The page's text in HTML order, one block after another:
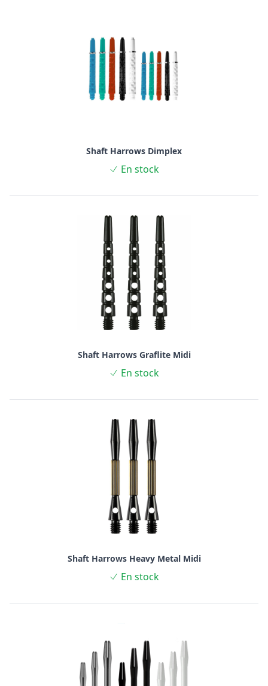
Shaft Harrows Dimplex
En stock
Shaft Harrows Graflite Midi
En stock
Shaft Harrows Heavy Metal Midi
En stock